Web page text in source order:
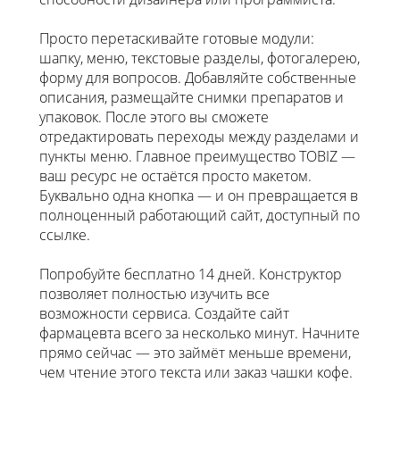
Просто перетаскивайте готовые модули:
шапку, меню, текстовые разделы, фотогалерею,
форму для вопросов. Добавляйте собственные
описания, размещайте снимки препаратов и
упаковок. После этого вы сможете
отредактировать переходы между разделами и
пункты меню. Главное преимущество TOBIZ —
ваш ресурс не остаётся просто макетом.
Буквально одна кнопка — и он превращается в
полноценный работающий сайт, доступный по
ссылке.
Попробуйте бесплатно 14 дней. Конструктор
позволяет полностью изучить все
возможности сервиса. Создайте сайт
фармацевта всего за несколько минут. Начните
прямо сейчас — это займёт меньше времени,
чем чтение этого текста или заказ чашки кофе.